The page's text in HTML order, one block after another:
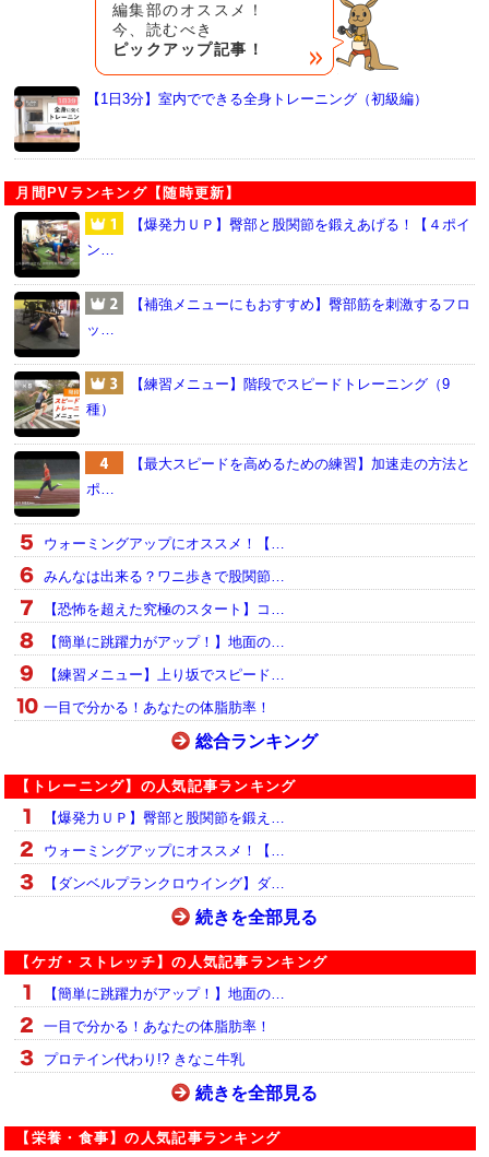
編集部のオススメ！
今、読むべき
ピックアップ記事！
【1日3分】室内でできる全身トレーニング（初級編）
月間PVランキング【随時更新】
【爆発力ＵＰ】臀部と股関節を鍛えあげる！【４ポイ
ン…
【補強メニューにもおすすめ】臀部筋を刺激するフロ
ッ…
【練習メニュー】階段でスピードトレーニング（9
種）
【最大スピードを高めるための練習】加速走の方法と
ポ…
ウォーミングアップにオススメ！【…
みんなは出来る？ワニ歩きで股関節…
【恐怖を超えた究極のスタート】コ…
【簡単に跳躍力がアップ！】地面の…
【練習メニュー】上り坂でスピード…
一目で分かる！あなたの体脂肪率！
総合ランキング
【トレーニング】の人気記事ランキング
【爆発力ＵＰ】臀部と股関節を鍛え…
ウォーミングアップにオススメ！【…
【ダンベルプランクロウイング】ダ…
続きを全部見る
【ケガ・ストレッチ】の人気記事ランキング
【簡単に跳躍力がアップ！】地面の…
一目で分かる！あなたの体脂肪率！
プロテイン代わり!? きなこ牛乳
続きを全部見る
【栄養・食事】の人気記事ランキング